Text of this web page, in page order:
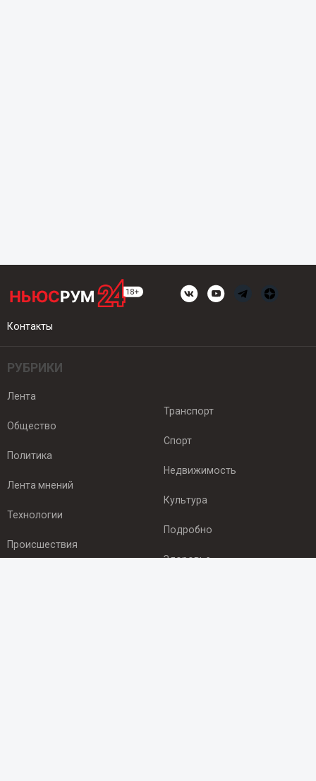
Контакты
РУБРИКИ
Лента
Общество
Политика
Лента мнений
Технологии
Происшествия
Транспорт
Спорт
Недвижимость
Культура
Подробно
Здоровье